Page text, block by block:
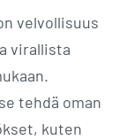
velvollisuus
virallista
tehdä oman
kuten